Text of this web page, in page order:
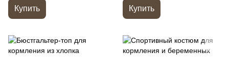
Купить Купить